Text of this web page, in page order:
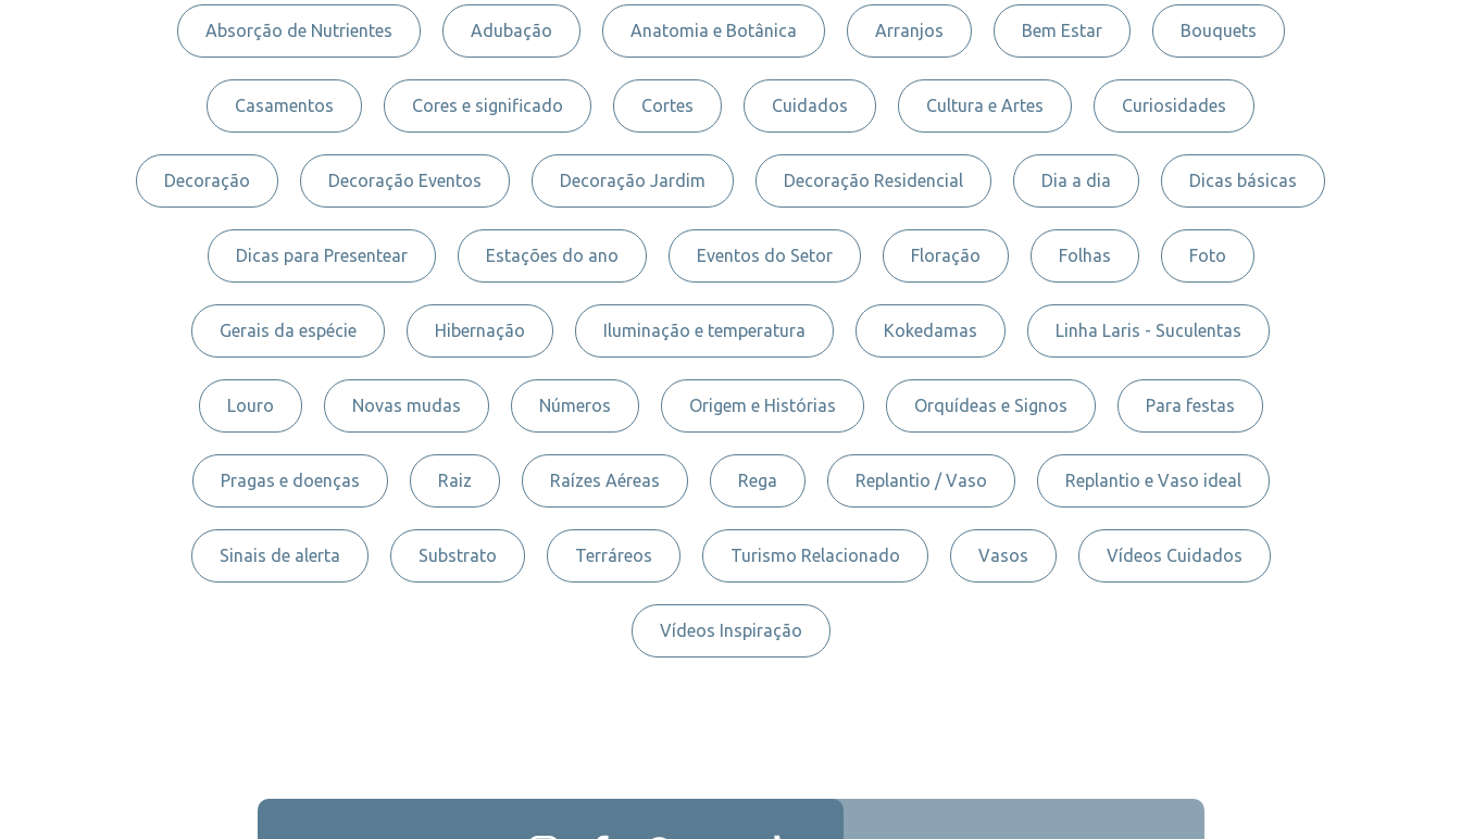
Absorção de Nutrientes Adubação Anatomia e Botânica Arranjos Bem Estar Bouquets
Casamentos Cores e significado Cortes Cuidados Cultura e Artes Curiosidades
Decoração Decoração Eventos Decoração Jardim Decoração Residencial Dia a dia Dicas básicas
Dicas para Presentear Estações do ano Eventos do Setor Floração Folhas Foto
Gerais da espécie Hibernação Iluminação e temperatura Kokedamas Linha Laris - Suculentas
Louro Novas mudas Números Origem e Histórias Orquídeas e Signos Para festas
Pragas e doenças Raiz Raízes Aéreas Rega Replantio / Vaso Replantio e Vaso ideal
Sinais de alerta Substrato Terráreos Turismo Relacionado Vasos Vídeos Cuidados
Vídeos Inspiração